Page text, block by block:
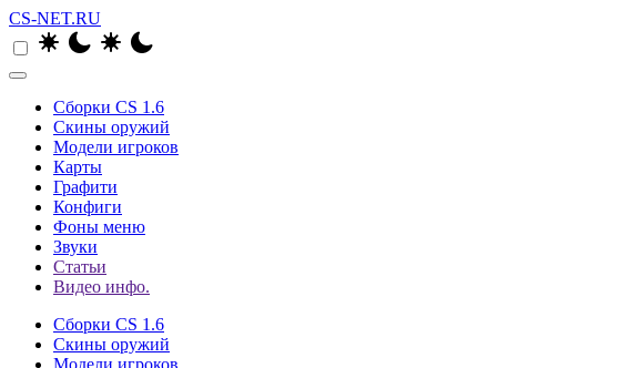
CS-NET.RU
Сборки CS 1.6
Скины оружий
Модели игроков
Карты
Графити
Конфиги
Фоны меню
Звуки
Статьи
Видео инфо.
Сборки CS 1.6
Скины оружий
Модели игроков